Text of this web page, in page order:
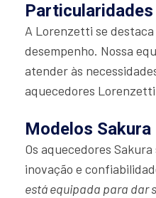
A Lorenzetti se
desempenho. Nossa
atender às
aquecedores
Modelos Sakura
Os aquecedores
inovação e
está equipada para dar